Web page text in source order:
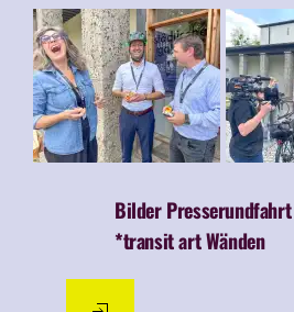
Bilder
*transit art Wänden